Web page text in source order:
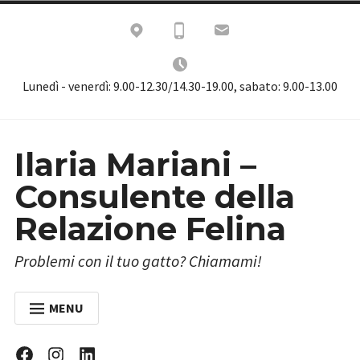
Lunedì - venerdì: 9.00-12.30/14.30-19.00, sabato: 9.00-13.00
Ilaria Mariani –
Consulente della
Relazione Felina
Problemi con il tuo gatto? Chiamami!
MENU
FacebookInstagram
Linkedin